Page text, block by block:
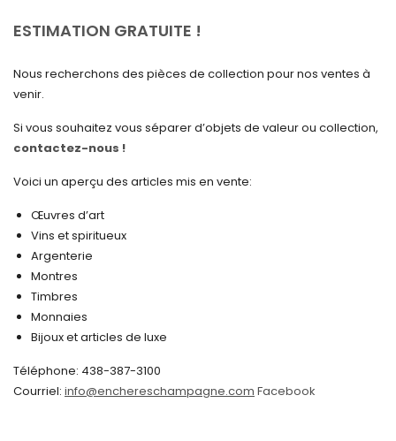
avril 2025
février 2025
décembre 2024
novembre 2024
octobre 2024
septembre 2024
août 2024
juin 2024
mai 2024
avril 2024
ESTIMATION GRATUITE !
Nous recherchons des pièces de collection pour nos ventes à
venir.
Si vous souhaitez vous séparer d’objets de valeur ou collection,
contactez-nous !
Voici un aperçu des articles mis en vente:
Œuvres d’art
Vins et spiritueux
Argenterie
Montres
Timbres
Monnaies
Bijoux et articles de luxe
Téléphone: 438-387-3100
Courriel: info@enchereschampagne.com Facebook